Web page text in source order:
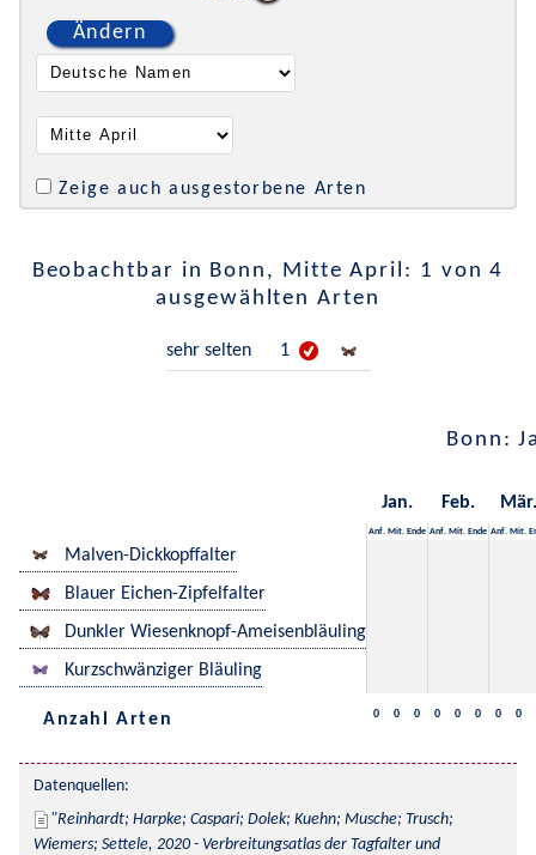
Ändern
Zeige auch ausgestorbene Arten
Beobachtbar in Bonn, Mitte April: 1 von 4
ausgewählten Arten
sehr selten 1
Bonn:
Jan. Feb. Mär.
Anf. Mit. Ende Anf. Mit. Ende Anf. Mit.
Malven-Dickkopffalter
Blauer Eichen-Zipfelfalter
Dunkler Wiesenknopf-Ameisenbläuling
Kurzschwänziger Bläuling
Anzahl Arten 0 0 0 0 0 0 0 0
Datenquellen:
Reinhardt; Harpke; Caspari; Dolek; Kuehn; Musche; Trusch;
Wiemers; Settele, 2020 - Verbreitungsatlas der Tagfalter und